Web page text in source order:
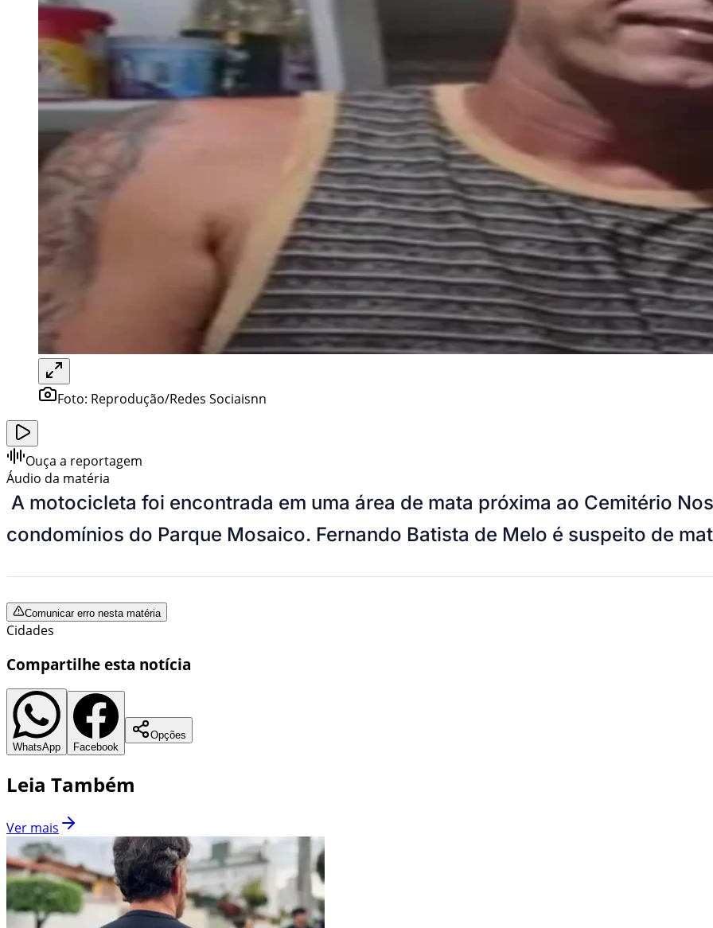
Foto: Reprodução/Redes Sociaisnn
Ouça a reportagem
Áudio da matéria
A motocicleta foi encontrada em uma área de mata próxima ao Cemitério
condomínios do Parque Mosaico. Fernando Batista de Melo é suspeito de
Comunicar erro nesta matéria
Cidades
Compartilhe esta notícia
WhatsApp Facebook
Opções
Leia Também
Ver mais